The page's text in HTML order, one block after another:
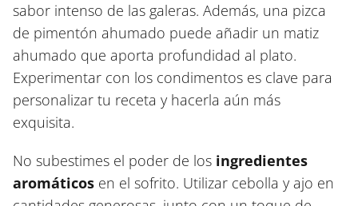
sabor intenso de las galeras. Además, una pizca
de pimentón ahumado puede añadir un matiz
ahumado que aporta profundidad al plato.
Experimentar con los condimentos es clave para
personalizar tu receta y hacerla aún más
exquisita.
No subestimes el poder de los ingredientes
aromáticos en el sofrito. Utilizar cebolla y ajo en